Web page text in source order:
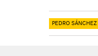
PEDRO SÁNCHEZ